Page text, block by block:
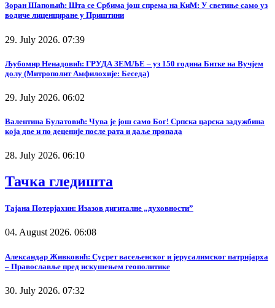
Зоран Шапоњић: Шта се Србима још спрема на КиМ: У светиње само уз
водиче лиценциране у Приштини
29. July 2026. 07:39
Љубомир Ненадовић: ГРУДА ЗЕМЉЕ – уз 150 година Битке на Вучјем
долу (Митрополит Амфилохије: Беседа)
29. July 2026. 06:02
Валентина Булатовић: Чува је још само Бог! Српска царска задужбина
која две и по деценије после рата и даље пропада
28. July 2026. 06:10
Тачка гледишта
Тајана Потерјахин: Изазов дигиталне „духовности”
04. August 2026. 06:08
Александар Живковић: Сусрет васељенског и јерусалимског патријарха
– Православље пред искушењем геополитике
30. July 2026. 07:32